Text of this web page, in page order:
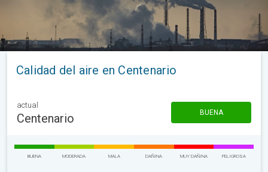
Calidad del aire en Centenario
actual
Centenario BUENA
BUENA MODERADA MALA DAÑINA MUY DAÑINA PELIGROSA